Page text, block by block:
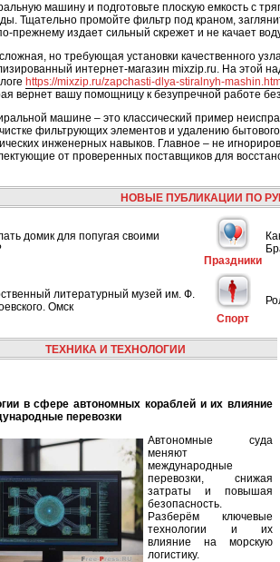
машину и подготовьте плоскую емкость с
Тщательно промойте фильтр под краном,
издает сильный скрежет и не качает
но требующая установки качественного
интернет-магазин mixzip.ru. На этой
https://mixzip.ru/zapchasti-dlya-stiralnyh-
вернет вашу помощницу к безупречной работе
машине – это классический пример
фильтрующих элементов и удалению
инженерных навыков. Главное – не
от проверенных поставщиков для
НОВЫЕ ПУБЛИКАЦИИ ПО
домик для попугая своими
Праздники
литературный музей им. Ф.
Омск
Спорт
ТЕХНИКА И ТЕХНОЛОГИИ
перевозки
Автономные суда
меняют
международные
перевозки, снижая
затраты и повышая
безопасность.
Разберём ключевые
технологии и их
влияние на морскую
логистику.